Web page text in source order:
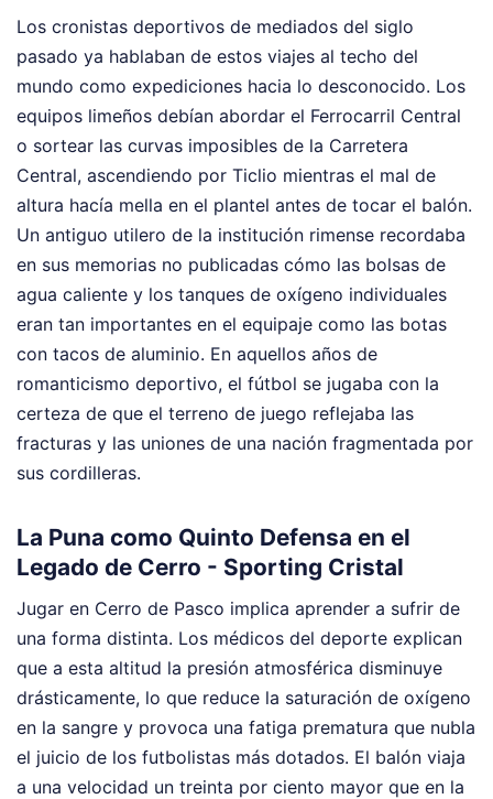
Los cronistas deportivos de mediados del siglo
pasado ya hablaban de estos viajes al techo del
mundo como expediciones hacia lo desconocido. Los
equipos limeños debían abordar el Ferrocarril Central
o sortear las curvas imposibles de la Carretera
Central, ascendiendo por Ticlio mientras el mal de
altura hacía mella en el plantel antes de tocar el balón.
Un antiguo utilero de la institución rimense recordaba
en sus memorias no publicadas cómo las bolsas de
agua caliente y los tanques de oxígeno individuales
eran tan importantes en el equipaje como las botas
con tacos de aluminio. En aquellos años de
romanticismo deportivo, el fútbol se jugaba con la
certeza de que el terreno de juego reflejaba las
fracturas y las uniones de una nación fragmentada por
sus cordilleras.
La Puna como Quinto Defensa en el
Legado de Cerro - Sporting Cristal
Jugar en Cerro de Pasco implica aprender a sufrir de
una forma distinta. Los médicos del deporte explican
que a esta altitud la presión atmosférica disminuye
drásticamente, lo que reduce la saturación de oxígeno
en la sangre y provoca una fatiga prematura que nubla
el juicio de los futbolistas más dotados. El balón viaja
a una velocidad un treinta por ciento mayor que en la